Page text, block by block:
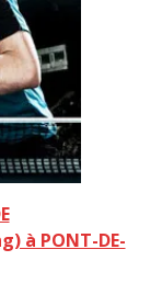
à PONT-DE-